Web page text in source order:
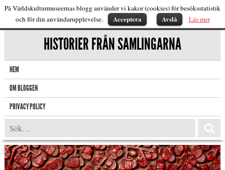
HISTORIER FRÅN SAMLINGARNA
HEM
OM BLOGGEN
PRIVACY POLICY
På Världskulturmuseernas blogg använder vi kakor (cookies) för besöksstatistik
och för din användarupplevelse.
Acceptera Avslå Läs mer